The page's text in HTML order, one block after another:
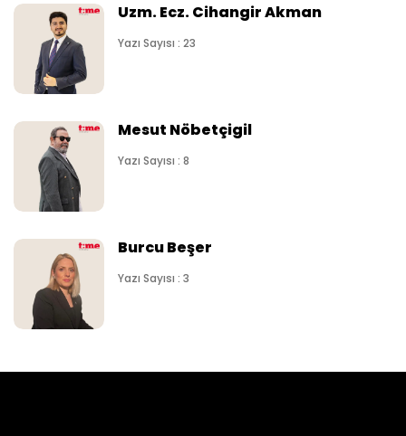
Uzm. Ecz. Cihangir Akman
Yazı Sayısı : 23
Mesut Nöbetçigil
Yazı Sayısı : 8
Burcu Beşer
Yazı Sayısı : 3